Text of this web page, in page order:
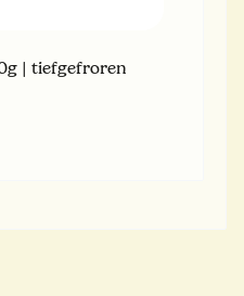
| tiefgefroren